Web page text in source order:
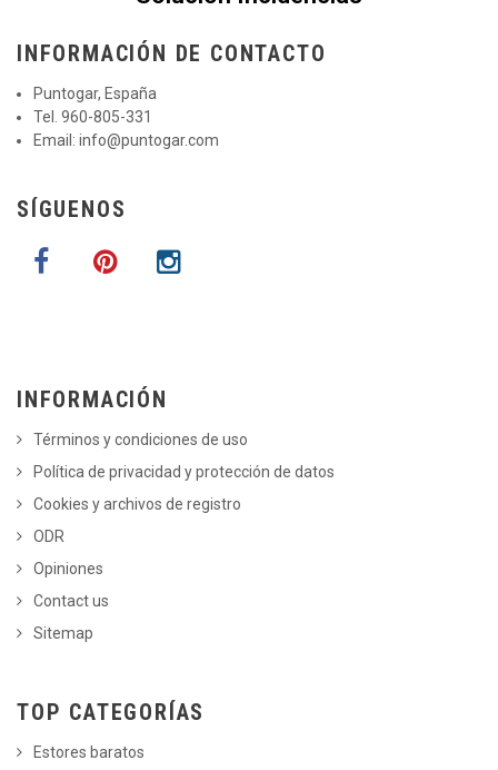
INFORMACIÓN DE CONTACTO
Puntogar, España
Tel. 960-805-331
Email: info@puntogar.com
SÍGUENOS
INFORMACIÓN
Términos y condiciones de uso
Política de privacidad y protección de datos
Cookies y archivos de registro
ODR
Opiniones
Contact us
Sitemap
TOP CATEGORÍAS
Estores baratos